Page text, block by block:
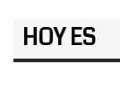
HOY ES